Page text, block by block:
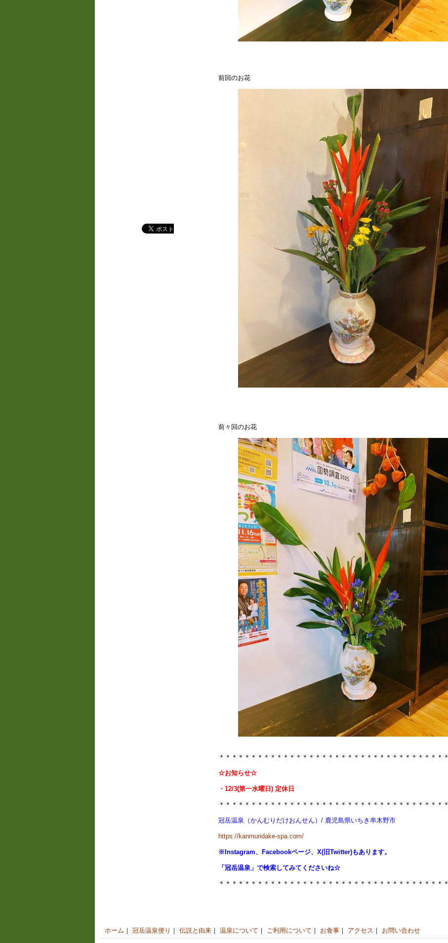
前回のお花
前々回のお花
＊＊＊＊＊＊＊＊＊＊＊＊＊＊＊＊＊＊＊＊＊＊＊＊＊＊＊＊＊＊＊＊＊＊＊＊
☆お知らせ☆
・12/3(第一水曜日) 定休日
＊＊＊＊＊＊＊＊＊＊＊＊＊＊＊＊＊＊＊＊＊＊＊＊＊＊＊＊＊＊＊＊＊＊＊＊
冠岳温泉（かんむりだけおんせん）/ 鹿児島県いちき串木野市
https://kanmuridake-spa.com/
※Instagram、Facebookページ、X(旧Twitter)もあります。
「冠岳温泉」で検索してみてくださいね☆
＊＊＊＊＊＊＊＊＊＊＊＊＊＊＊＊＊＊＊＊＊＊＊＊＊＊＊＊＊＊＊＊＊＊＊＊
ホーム ｜ 冠岳温泉便り ｜ 伝説と由来 ｜ 温泉について ｜ ご利用について ｜ お食事 ｜ アクセス ｜ お問い合わせ